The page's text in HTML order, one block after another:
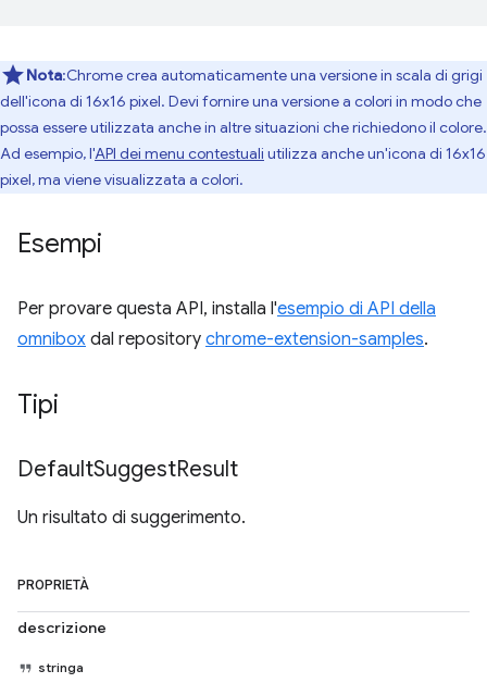
Nota:Chrome crea automaticamente una versione in scala di grigi
dell'icona di 16x16 pixel. Devi fornire una versione a colori in modo che
possa essere utilizzata anche in altre situazioni che richiedono il colore.
Ad esempio, l'API dei menu contestuali utilizza anche un'icona di 16x16
pixel, ma viene visualizzata a colori.
Esempi
Per provare questa API, installa l'esempio di API della
omnibox dal repository chrome-extension-samples.
Tipi
DefaultSuggestResult
Un risultato di suggerimento.
PROPRIETÀ
descrizione
stringa